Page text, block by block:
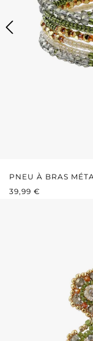
PNEU À BRAS
PRIX
39,99 €